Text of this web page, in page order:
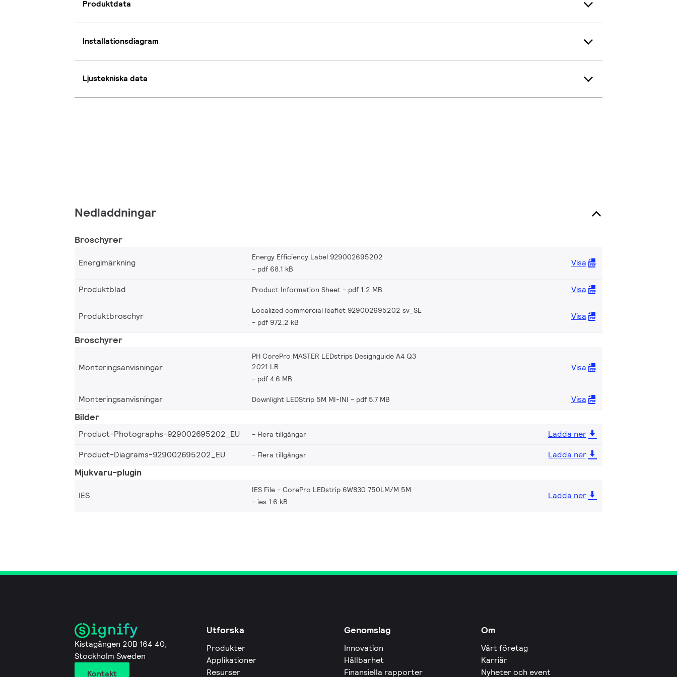
Produktdata
Installationsdiagram
Ljustekniska data
Nedladdningar
Broschyrer
Energimärkning
Energy Efficiency Label 929002695202
pdf 68.1 kB
Visa
Produktblad Product Information Sheet pdf 1.2 MB Visa
Produktbroschyr
Localized commercial leaflet 929002695202 sv_SE
pdf 972.2 kB
Visa
Broschyrer
Monteringsanvisningar
PH CorePro MASTER LEDstrips Designguide A4 Q3
2021 LR
pdf 4.6 MB
Visa
Monteringsanvisningar Downlight LEDStrip 5M MI-INI pdf 5.7 MB Visa
Bilder
Product-Photographs-929002695202_EU Flera tillgångar
Ladda ner
Product-Diagrams-929002695202_EU
Flera tillgångar Ladda ner
Mjukvaru-plugin
IES
IES File - CorePro LEDstrip 6W830 750LM/M 5M
ies 1.6 kB
Ladda ner
Kistagången 20B 164 40,
Stockholm Sweden
Kontakt
Utforska
Produkter
Applikationer
Resurser
Genomslag
Innovation
Hållbarhet
Finansiella rapporter
Om
Vårt företag
Karriär
Nyheter och event